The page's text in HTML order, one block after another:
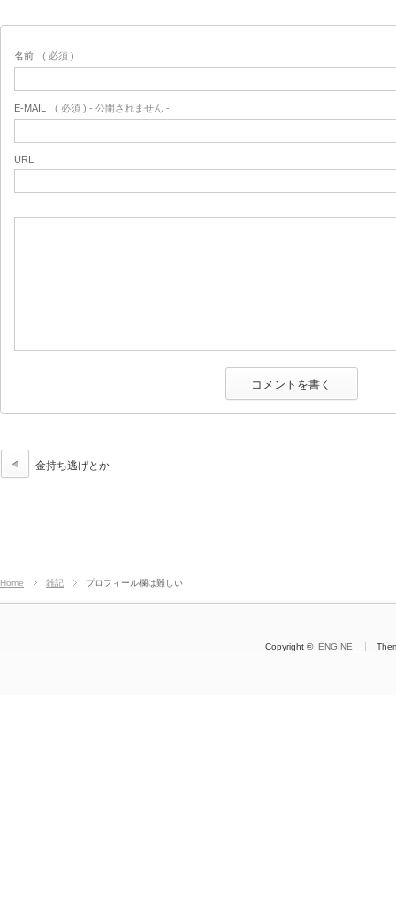
名前 ( 必須 )
E-MAIL ( 必須 ) - 公開されません -
URL
金持ち逃げとか
Home 雑記 プロフィール欄は難しい
Copyright ©ENGINE